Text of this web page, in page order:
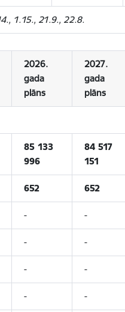
1.15., 21.9., 22.8.
2026.
gada
plāns
2027.
gada
plāns
85 133
996
84 517
151
652 652
- -
- -
- -
- -